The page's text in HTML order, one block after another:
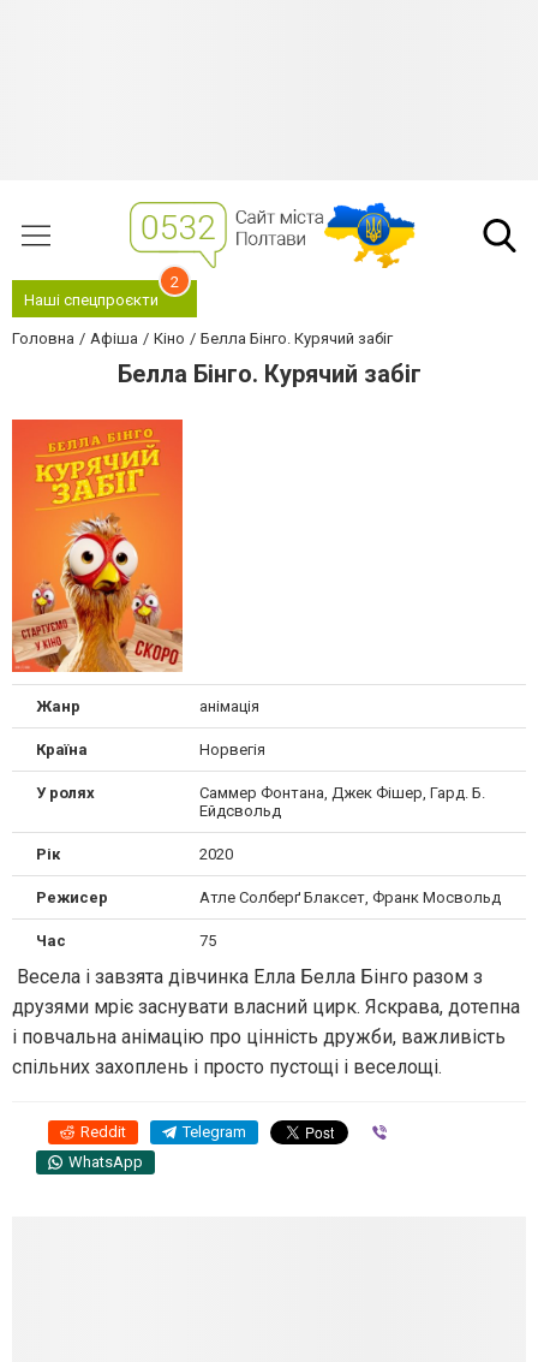
Наші спецпроєкти
2
Головна Афіша Кіно Белла Бінго. Курячий забіг
Белла Бінго. Курячий забіг
Жанр анімація
Країна Норвегія
У ролях
Саммер Фонтана, Джек Фішер, Гард. Б.
Ейдсвольд
Рік 2020
Режисер Атле Солберґ Блаксет, Франк Мосвольд
Час 75
Весела і завзята дівчинка Елла Белла Бінго разом з
друзями мріє заснувати власний цирк. Яскрава, дотепна
і повчальна анімацію про цінність дружби, важливість
спільних захоплень і просто пустощі і веселощі.
Reddit Telegram
WhatsApp